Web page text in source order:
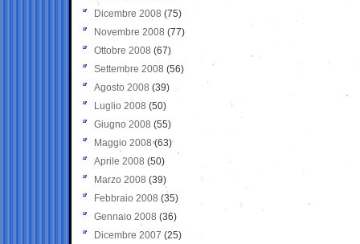
Dicembre 2008 (75)
Novembre 2008 (77)
Ottobre 2008 (67)
Settembre 2008 (56)
Agosto 2008 (39)
Luglio 2008 (50)
Giugno 2008 (55)
Maggio 2008(63)
Aprile 2008 (50)
Marzo 2008 (39)
Febbraio 2008 (35)
Gennaio 2008 (36)
Dicembre 2007 (25)